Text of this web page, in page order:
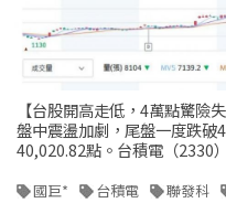
【台股開高走低，4萬點驚險
盤中震盪加劇，尾盤一度跌破
40,020.82點。台積電（2330
國巨* 台積電 聯發科